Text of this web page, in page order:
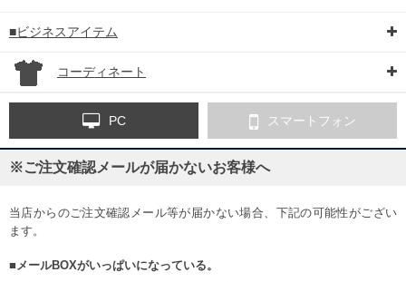
■ビジネスアイテム
コーディネート
PC スマートフォン
※ご注文確認メールが届かないお客様へ
当店からのご注文確認メール等が届かない場合、下記の可能性がござい
ます。
■メールBOXがいっぱいになっている。